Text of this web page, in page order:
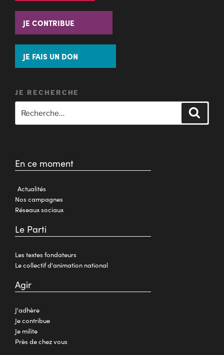
JE CONTRIBUE
JE FAIS UN DON
JE RECHERCHE
En ce moment
Actualités
Nos campagnes
Réseaux sociaux
Le Parti
Les textes fondateurs
Le collectif d'animation national
Agir
J'adhère
Je contribue
Je milite
Près de chez vous